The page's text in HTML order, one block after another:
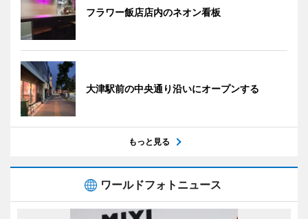
フラワー飯店店内のネオン看板
大津駅前の中央通り沿いにオープンする
もっと見る
ワールドフォトニュース